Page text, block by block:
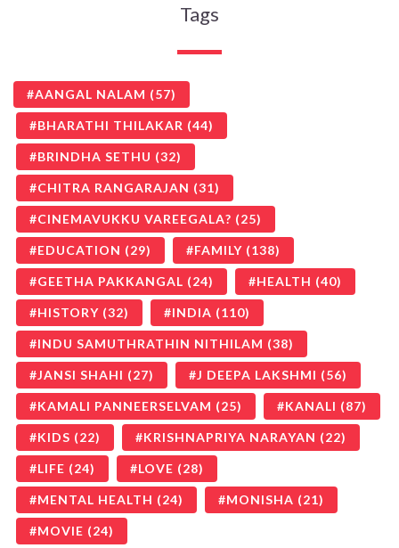
Tags
AANGAL NALAM (57)
BHARATHI THILAKAR (44)
BRINDHA SETHU (32)
CHITRA RANGARAJAN (31)
CINEMAVUKKU VAREEGALA? (25)
EDUCATION (29) FAMILY (138)
GEETHA PAKKANGAL (24) HEALTH (40)
HISTORY (32) INDIA (110)
INDU SAMUTHRATHIN NITHILAM (38)
JANSI SHAHI (27) J DEEPA LAKSHMI (56)
KAMALI PANNEERSELVAM (25) KANALI (87)
KIDS (22) KRISHNAPRIYA NARAYAN (22)
LIFE (24) LOVE (28)
MENTAL HEALTH (24) MONISHA (21)
MOVIE (24)